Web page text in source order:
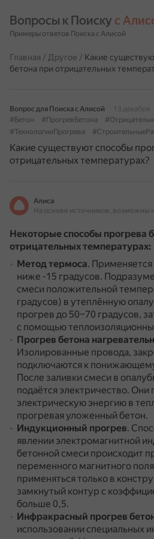
Вопросы к Поиску с
Примеры ответов Поиска с Алисой
Главная / Другое / Какие
бетона при отрицательных
Вопрос для Поиска с Алисой
13 декабря
#Бетон
#ПрогревБетона
#ТехнологииПрогрева
Какие существуют способы
отрицательных температурах?
Алиса
Некоторые способы прогрева
отрицательных температурах:
Метод термоса.
ниже -15 градусов.
смеси положительной
градусов) в утеплённую
прогрев до 50–70 градусов,
с помощью
Прогрев бетона
Изолированные провода,
подключаются к
После заливки смеси в
подаётся электричество. Они
электрическую энергию в
прогревая уложенный бетон.
Индукционный прогрев.
явлении электромагнитной
бетонной смеси происходит
переменного магнитного
применяться только в
замкнутый контур с
больше 0,5.
Инфракрасный прогрев
использовании специальных